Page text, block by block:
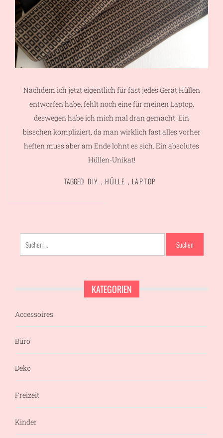
Nachdem ich jetzt eigentlich für fast jedes Gerät Hüllen
entworfen habe, fehlt noch eine für meinen Laptop,
deswegen habe ich mich mal dran gemacht. Ein
bisschen kompliziert, da man wirklich fast alles vorher
heften muss aber am Ende lohnt es sich. Ein absolutes
Hüllen-Unikat!
TAGGED DIY , HÜLLE , LAPTOP
Suchen
nach:
KATEGORIEN
Accessoires
Büro
Deko
Freizeit
Kinder